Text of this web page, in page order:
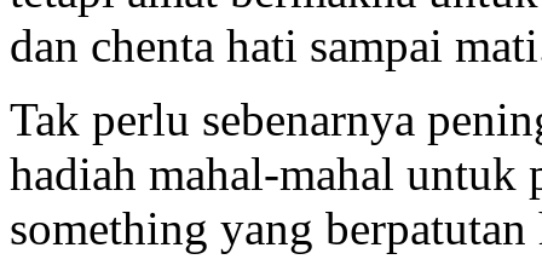
dan chenta hati sampai
Tak perlu sebenarnya
hadiah mahal-mahal untuk
something yang berpatutan